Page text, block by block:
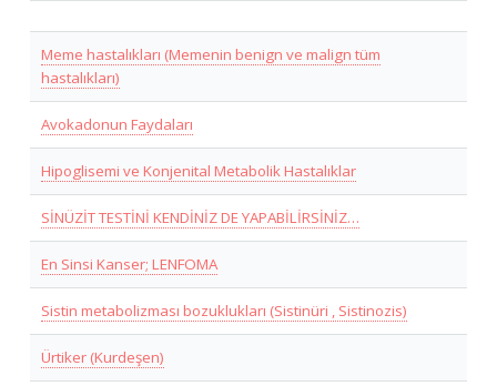
Meme hastalıkları (Memenin benign ve malign tüm
hastalıkları)
Avokadonun Faydaları
Hipoglisemi ve Konjenital Metabolik Hastalıklar
SİNÜZİT TESTİNİ KENDİNİZ DE YAPABİLİRSİNİZ…
En Sinsi Kanser; LENFOMA
Sistin metabolizması bozuklukları (Sistinüri , Sistinozis)
Ürtiker (Kurdeşen)